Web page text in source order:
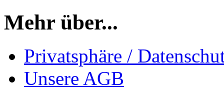
Mehr über...
Privatsphäre /
Unsere AGB